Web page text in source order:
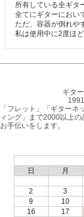
所有している全ギタ
全てにギターにおい
ただ、容器が倒れや
私は使用中に2度ほ
ギタ
「フレット」「ギター
ィング」まで2000以上
お手伝いをします。
日
月
2
3
9
10
16
17